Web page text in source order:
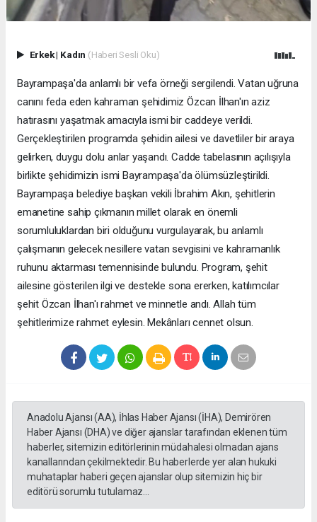
Erkek| Kadın (Haberi Sesli Oku)
Bayrampaşa'da anlamlı bir vefa örneği sergilendi. Vatan uğruna
canını feda eden kahraman şehidimiz Özcan İlhan'ın aziz
hatırasını yaşatmak amacıyla ismi bir caddeye verildi.
Gerçekleştirilen programda şehidin ailesi ve davetliler bir araya
gelirken, duygu dolu anlar yaşandı. Cadde tabelasının açılışıyla
birlikte şehidimizin ismi Bayrampaşa'da ölümsüzleştirildi.
Bayrampaşa belediye başkan vekili İbrahim Akın, şehitlerin
emanetine sahip çıkmanın millet olarak en önemli
sorumluluklardan biri olduğunu vurgulayarak, bu anlamlı
çalışmanın gelecek nesillere vatan sevgisini ve kahramanlık
ruhunu aktarması temennisinde bulundu. Program, şehit
ailesine gösterilen ilgi ve destekle sona ererken, katılımcılar
şehit Özcan İlhan'ı rahmet ve minnetle andı. Allah tüm
şehitlerimize rahmet eylesin. Mekânları cennet olsun.
Anadolu Ajansı (AA), İhlas Haber Ajansı (İHA), Demirören
Haber Ajansı (DHA) ve diğer ajanslar tarafından eklenen tüm
haberler, sitemizin editörlerinin müdahalesi olmadan ajans
kanallarından çekilmektedir. Bu haberlerde yer alan hukuki
muhataplar haberi geçen ajanslar olup sitemizin hiç bir
editörü sorumlu tutulamaz...